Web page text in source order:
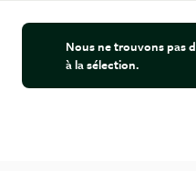
Nous ne trouvons pas
à la sélection.